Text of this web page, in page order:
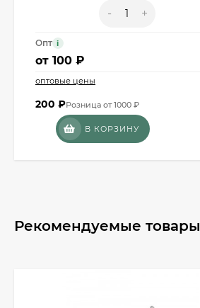
- +
Опт i
от 100 ₽
оптовые цены
200 ₽Розница от 1000 ₽
В КОРЗИНУ
Рекомендуемые товары